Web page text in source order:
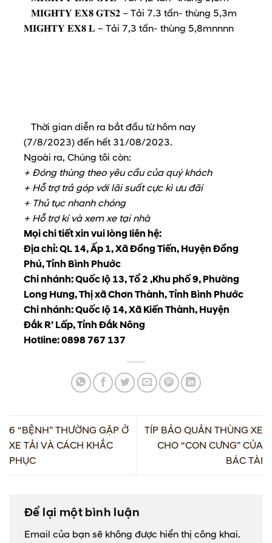
𝐌𝐈𝐆𝐇𝐓𝐘 𝐄𝐗𝟖 𝐆𝐓𝐒𝟐 – Tải 7.3 tấn- thùng 5,3m
𝐌𝐈𝐆𝐇𝐓𝐘 𝐄𝐗𝟖 𝐋 – Tải 7,3 tấn- thùng 5,8mnnnn
Thời gian diễn ra bắt đầu từ hôm nay
(7/8/2023) đến hết 31/08/2023.
Ngoài ra, Chúng tôi còn:
+ Đóng thùng theo yêu cầu của quý khách
+ Hỗ trợ trả góp với lãi suất cực kì ưu đãi
+ Thủ tục nhanh chóng
+ Hỗ trợ kí và xem xe tại nhà
Mọi chi tiết xin vui lòng liên hệ:
Địa chỉ: QL 14, Ấp 1, Xã Đồng Tiến, Huyện Đồng
Phú, Tỉnh Bình Phước
Chi nhánh: Quốc lộ 13, Tổ 2 ,Khu phố 9, Phường
Long Hưng, Thị xã Chơn Thành, Tỉnh Bình Phước
Chi nhánh: Quốc lộ 14, Xã Kiến Thành, Huyện
Đắk R’ Lấp, Tỉnh Đắk Nông
Hotline: 0898 767 137
6 “BỆNH” THƯỜNG GẶP Ở
XE TẢI VÀ CÁCH KHẮC
PHỤC
TÍP BẢO QUẢN THÙNG XE
CHO “CON CƯNG” CỦA
BÁC TÀI
Để lại một bình luận
Email của bạn sẽ không được hiển thị công khai.